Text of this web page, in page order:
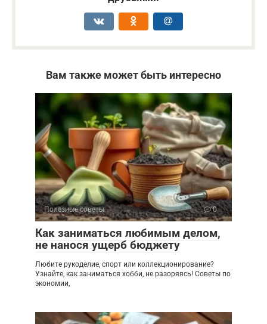
Вам также может быть интересно
Полезные советы 0
Как заниматься любимым делом,
не нанося ущерб бюджету
Любите рукоделие, спорт или коллекционирование?
Узнайте, как заниматься хобби, не разоряясь! Советы по
экономии,